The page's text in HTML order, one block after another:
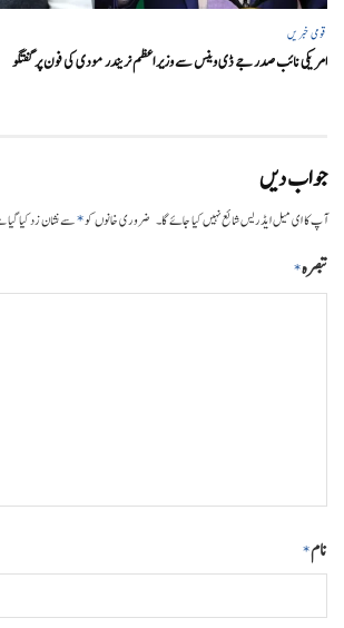
قومی خبریں
امریکی نائب صدر جے ڈی وینس سے وزیر اعظم نریندر مودی کی فون پر گفتگو
جواب دیں
آپ کا ای میل ایڈریس شائع نہیں کیا جائے گا۔ ضروری خانوں کو*سے نشان زد کیا گیا
تبصرہ*
نام*